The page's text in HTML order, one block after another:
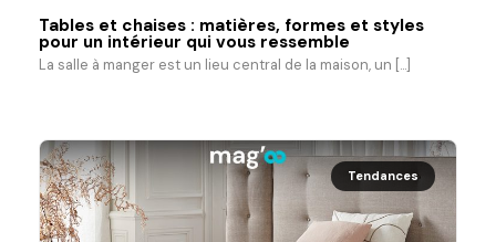
Tables et chaises : matières, formes et styles
pour un intérieur qui vous ressemble
La salle à manger est un lieu central de la maison, un [...]
Tendances